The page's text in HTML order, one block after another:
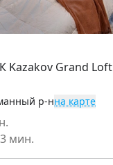
Kаzаkоv Grаnd Lоft
р-нна карте
мин.